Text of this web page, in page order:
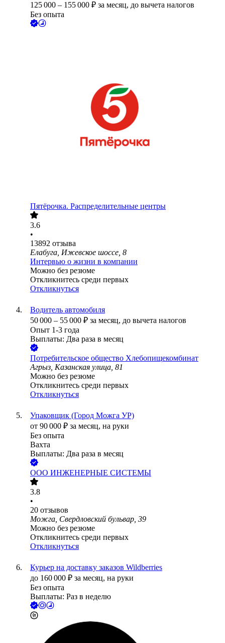
125 000 – 155 000 ₽ за месяц, до вычета налогов
Без опыта
Пятёрочка. Распределительные центры
3.6
•
13892 отзыва
Елабуга, Ижевское шоссе, 8
Интервью о жизни в компании
Можно без резюме
Откликнитесь среди первых
Откликнуться
Водитель автомобиля
50 000 – 55 000 ₽ за месяц, до вычета налогов
Опыт 1-3 года
Выплаты: Два раза в месяц
Потребительское общество Хлебопищекомбинат
Агрыз, Казанская улица, 81
Можно без резюме
Откликнитесь среди первых
Откликнуться
Упаковщик (Город Можга УР)
от 90 000 ₽ за месяц, на руки
Без опыта
Вахта
Выплаты: Два раза в месяц
ООО ИНЖЕНЕРНЫЕ СИСТЕМЫ
3.8
•
20 отзывов
Можга, Свердловский бульвар, 39
Можно без резюме
Откликнитесь среди первых
Откликнуться
Курьер на доставку заказов Wildberries
до 160 000 ₽ за месяц, на руки
Без опыта
Выплаты: Раз в неделю